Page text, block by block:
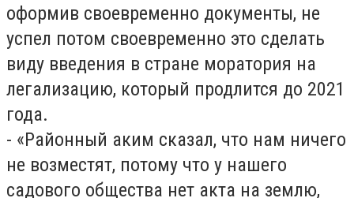
оформив своевременно документы, не
успел потом своевременно это сделать
виду введения в стране моратория на
легализацию, который продлится до 2021
года.
- «Районный аким сказал, что нам ничего
не возместят, потому что у нашего
садового общества нет акта на землю,